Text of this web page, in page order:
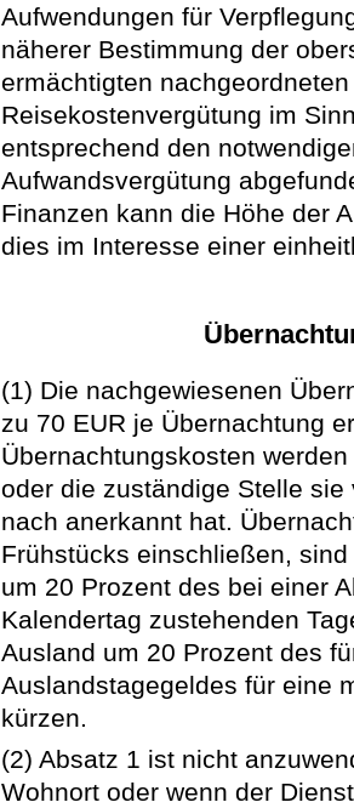
Aufwendungen für
näherer Bestimmung der
ermächtigten
Reisekostenvergütung im
entsprechend den
Aufwandsvergütung
Finanzen kann die Höhe der
dies im Interesse einer
(1) Die nachgewiesenen
zu 70 EUR je Übernachtung
Übernachtungskosten
oder die zuständige Stelle
nach anerkannt hat.
Frühstücks einschließen,
um 20 Prozent des bei einer
Kalendertag zustehenden
Ausland um 20 Prozent des
Auslandstagegeldes für eine
kürzen.
(2) Absatz 1 ist nicht
Wohnort oder wenn der